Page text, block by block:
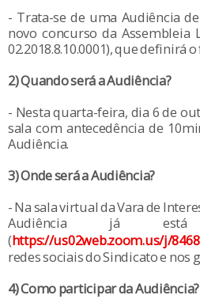
- Trata-se de uma Audiência
novo concurso da Assembleia
02.2018.8.10.0001), que definirá
2) Quando será a Audiência?
- Nesta quarta-feira, dia 6 de
sala com antecedência de
Audiência.
3) Onde será a Audiência?
- Na sala virtual da Vara de
Audiência já
(https://us02web.zoom.us/j/
redes sociais do Sindicato e nos
4) Como participar da Audiência?